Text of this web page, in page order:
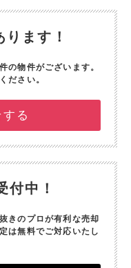
ます！
の物件がございます。
ださい。
る
付中！
きのプロが有利な売却
は無料でご対応いたし